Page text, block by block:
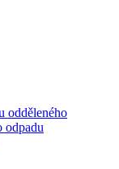
odděleného
odpadu